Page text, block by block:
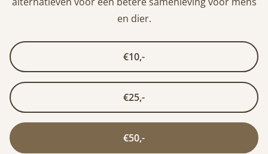
en dier.
€10,-
€25,-
€50,-